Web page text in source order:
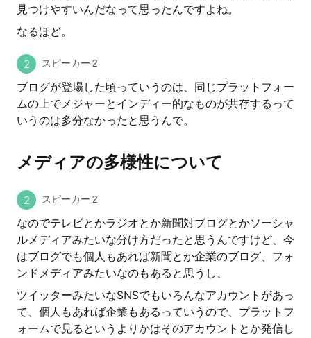
見つけやすいんだなって思ったんですよね。
なるほど。
スピーカー 2
ブログが登場した頃っていうのは、同じプラットフォー
ムの上でメジャーとインディー的なものが共存するって
いうのは多分なかったと思うんで。
メディアの多様性について
スピーカー 2
なのでテレビとかラジオとか新聞対ブログとかソーシャ
ルメディアみたいな分け方だったと思うんですけど、今
はブログでも個人もあれば新聞とか企業のブログ、フォ
ンドメディアみたいなのもあると思うし、
ツイッターみたいなSNSでもいろんなアカウントがあっ
て、個人もあれば企業もあるっていうので、プラットフ
ォームで見るというよりかはそのアカウントとか発信し